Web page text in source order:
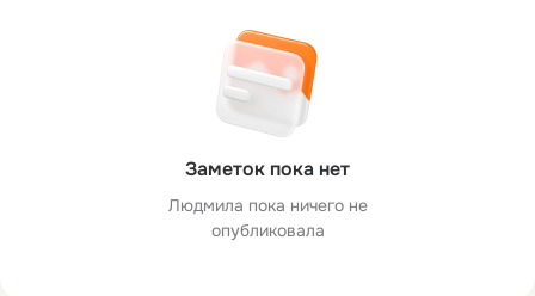
Заметок пока нет
Людмила пока ничего не
опубликовала